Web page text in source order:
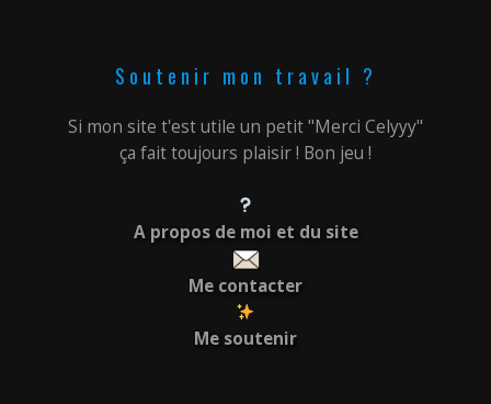
Soutenir mon travail ?
Si mon site t'est utile un petit "Merci Celyyy"
ça fait toujours plaisir ! Bon jeu !
A propos de moi et du site
Me contacter
Me soutenir